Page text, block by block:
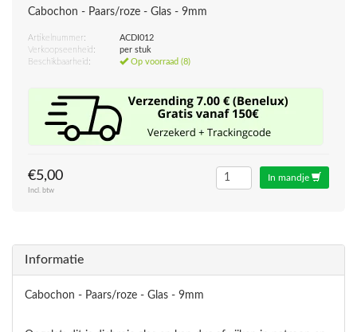
Cabochon - Paars/roze - Glas - 9mm
Artikelnummer:
ACDI012
Verkoopseenheid:
per stuk
Beschikbaarheid:
Op voorraad (8)
€5,00
Incl. btw
In mandje
Informatie
Cabochon - Paars/roze - Glas - 9mm